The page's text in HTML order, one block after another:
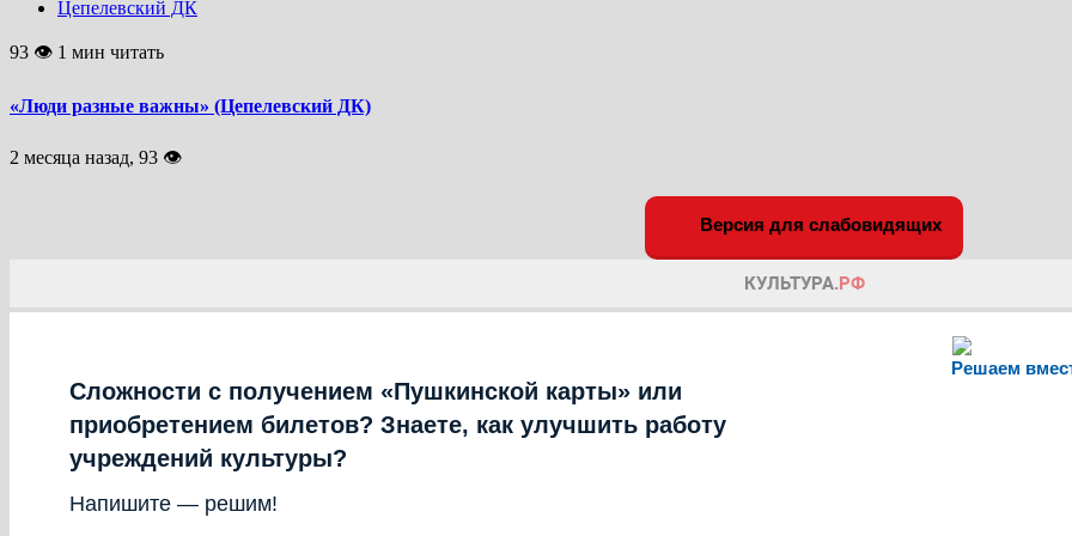
Цепелевский ДК
93 👁 1 мин читать
«Люди разные важны» (Цепелевский ДК)
2 месяца назад, 93 👁
Версия для слабовидящих
Решаем
Сложности с получением «Пушкинской карты» или
приобретением билетов? Знаете, как улучшить работу
учреждений культуры?
Напишите — решим!